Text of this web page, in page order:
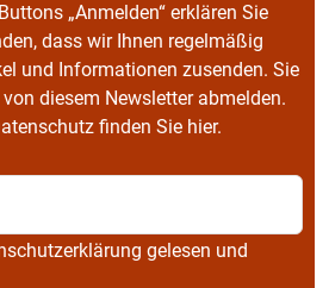
„Anmelden“ erklären Sie
dass wir Ihnen regelmäßig
und Informationen zusenden. Sie
diesem Newsletter abmelden.
finden Sie hier.
gelesen und